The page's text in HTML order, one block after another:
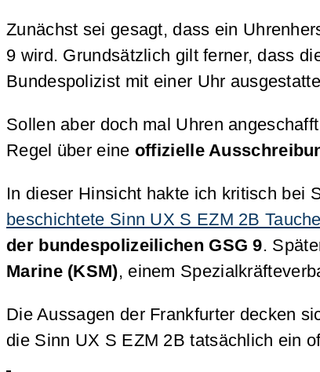
Zunächst sei gesagt, dass ein
9 wird. Grundsätzlich gilt ferner, dass
Bundespolizist mit einer Uhr
Sollen aber doch mal Uhren
Regel über eine offizielle
In dieser Hinsicht hakte ich kritisch bei
beschichtete Sinn UX S EZM 2B
der bundespolizeilichen GSG 9.
Marine (KSM), einem
Die Aussagen der Frankfurter decken
die Sinn UX S EZM 2B tatsächlich ein